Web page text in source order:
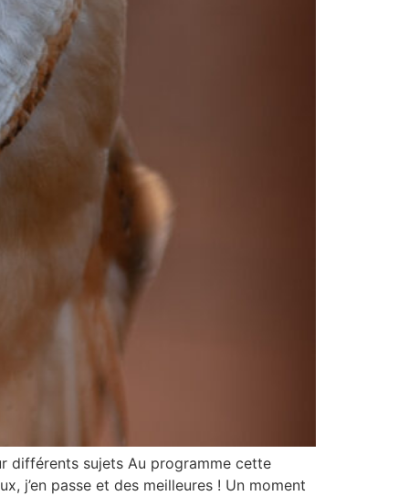
différents sujets Au programme cette
j’en passe et des meilleures ! Un moment